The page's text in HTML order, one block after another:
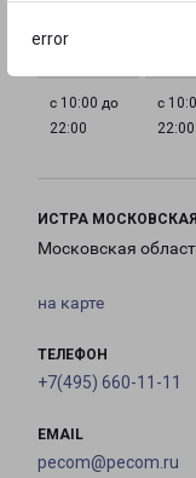
error
с 10:00 до
22:00
с
22:00
ИСТРА
Московская
на карте
ТЕЛЕФОН
+7(495) 660-11-11
EMAIL
pecom@pecom.ru